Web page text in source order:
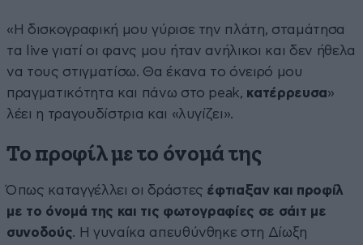
«Η δισκογραφική μου γύρισε την πλάτη, σταμάτησα
τα live γιατί οι φανς μου ήταν ανήλικοι και δεν ήθελα
να τους στιγματίσω. Θα έκανα το όνειρό μου
πραγματικότητα και πάνω στο peak, κατέρρευσα»
λέει η τραγουδίστρια και «λυγίζει».
Το προφίλ με το όνομά της
Όπως καταγγέλλει οι δράστες έφτιαξαν και προφίλ
με το όνομά της και τις φωτογραφίες σε σάιτ με
συνοδούς. Η γυναίκα απευθύνθηκε στη Δίωξη